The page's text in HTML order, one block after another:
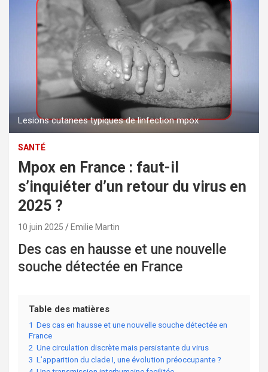
Lesions cutanees typiques de linfection mpox
SANTÉ
Mpox en France : faut-il
s’inquiéter d’un retour du virus en
2025 ?
10 juin 2025 Emilie Martin
Des cas en hausse et une nouvelle
souche détectée en France
Table des matières
1 Des cas en hausse et une nouvelle souche détectée en
France
2 Une circulation discrète mais persistante du virus
3 L’apparition du clade I, une évolution préoccupante ?